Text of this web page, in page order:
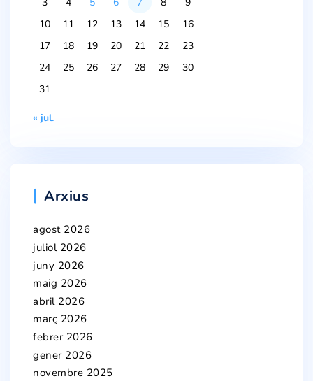
3 4 5 6 7 8
9
10
11 12 13 14 15
16
17
18 19 20 21 22
23
24
25 26 27 28 29
30
31
« jul.
Arxius
agost 2026
juliol 2026
juny 2026
maig 2026
abril 2026
març 2026
febrer 2026
gener 2026
novembre 2025